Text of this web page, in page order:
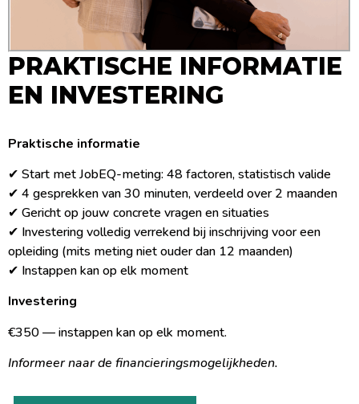
PRAKTISCHE INFORMATIE
EN INVESTERING
Praktische informatie
✔︎ Start met JobEQ-meting: 48 factoren, statistisch valide
✔︎ 4 gesprekken van 30 minuten, verdeeld over 2 maanden
✔︎ Gericht op jouw concrete vragen en situaties
✔︎ Investering volledig verrekend bij inschrijving voor een
opleiding (mits meting niet ouder dan 12 maanden)
✔︎ Instappen kan op elk moment
Investering
€350 — instappen kan op elk moment.
Informeer naar de financieringsmogelijkheden.